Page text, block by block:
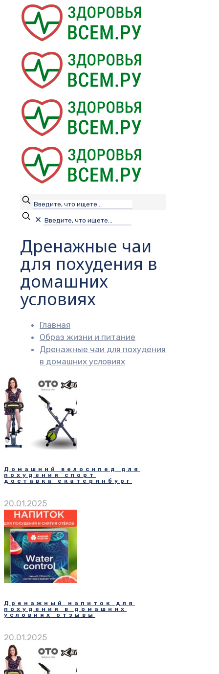
✕
Дренажные чаи
для похудения в
домашних
условиях
Главная
Образ жизни и питание
Дренажные чаи для похудения
в домашних условиях
Домашний велосипед для
похудения спорт
доставка екатеринбург
20.01.2025
Дренажный напиток для
похудения в домашних
условиях отзывы
20.01.2025